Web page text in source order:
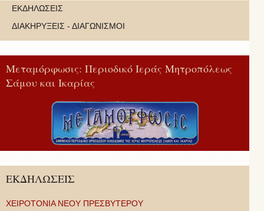
ΕΚΔΗΛΩΣΕΙΣ
ΔΙΑΚΗΡΥΞΕΙΣ - ΔΙΑΓΩΝΙΣΜΟΙ
Μεταμόρφωσις: Περιοδικό Ιεράς Μητροπόλεως
Σάμου και Ικαρίας
ΕΚΔΗΛΩΣΕΙΣ
ΧΕΙΡΟΤΟΝΙΑ ΝΕΟΥ ΠΡΕΣΒΥΤΕΡΟΥ